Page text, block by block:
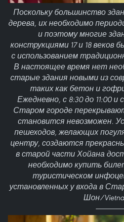
Поскольку большинство
дерева, их необходимо
и поэтому многие
конструкциями 17 и 18 веков
с использованием
В настоящее время нет
старые здания новыми из
таких как бетон и
Ежедневно, с 8:30 до 11:00 и
Старом городе
становится невозможен.
пешеходов, желающих
центру, создаются
в старой части Хойана
необходимо купить
туристическом
установленных у входа в
Шон/